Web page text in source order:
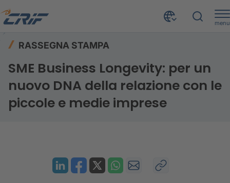
menu
RASSEGNA STAMPA
SME Business Longevity: per un
nuovo DNA della relazione con le
piccole e medie imprese